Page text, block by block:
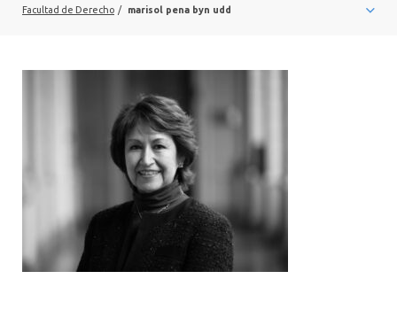
Facultad de Derecho / marisol pena byn udd